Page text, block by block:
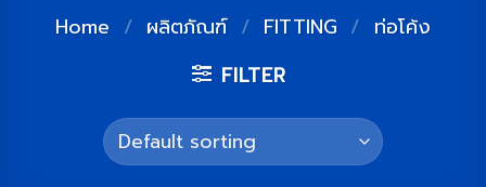
Home / ผลิตภัณฑ์ / FITTING / ท่อโค้ง
FILTER